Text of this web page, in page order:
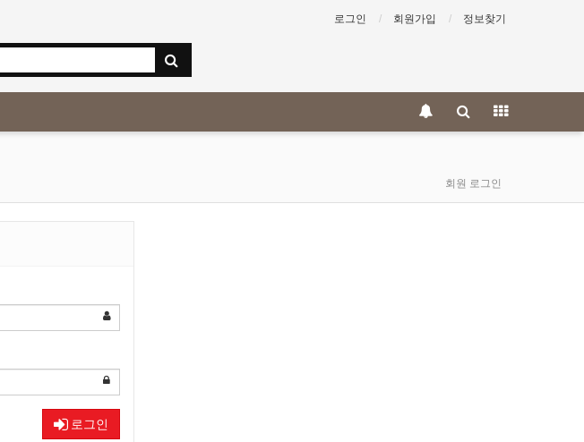
로그인 회원가입 정보찾기
회원 로그인
로그인